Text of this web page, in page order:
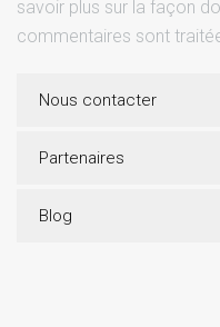
savoir plus sur la façon
commentaires sont
Nous contacter
Partenaires
Blog